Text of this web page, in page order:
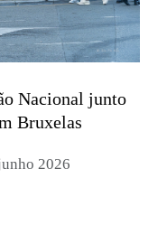
Nacional junto
Bruxelas
2026